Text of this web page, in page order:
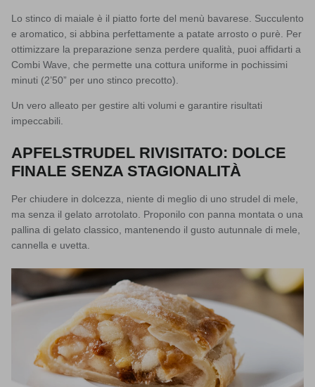
Lo stinco di maiale è il piatto forte del menù bavarese. Succulento
e aromatico, si abbina perfettamente a patate arrosto o purè. Per
ottimizzare la preparazione senza perdere qualità, puoi affidarti a
Combi Wave , che permette una cottura uniforme in pochissimi
minuti (2’50” per uno stinco precotto).
Un vero alleato per gestire alti volumi e garantire risultati
impeccabili.
APFELSTRUDEL RIVISITATO: DOLCE
FINALE SENZA STAGIONALITÀ
Per chiudere in dolcezza, niente di meglio di uno strudel di mele
ma senza il gelato arrotolato. Proponilo con panna montata o una
pallina di gelato classico, mantenendo il gusto autunnale di mele,
cannella e uvetta.